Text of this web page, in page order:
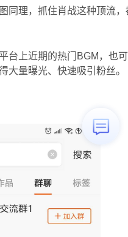
同理，抓住肖战这种顶流
台上近期的热门BGM，也
大量曝光、快速吸引粉丝。